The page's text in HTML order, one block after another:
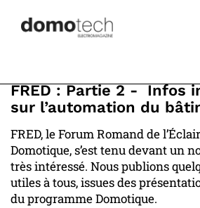
FRED : Partie 2 - Infos
sur l’automation du
FRED, le Forum Romand de
Domotique, s’est tenu devant un
très intéressé. Nous publions
utiles à tous, issues des
du programme Domotique.